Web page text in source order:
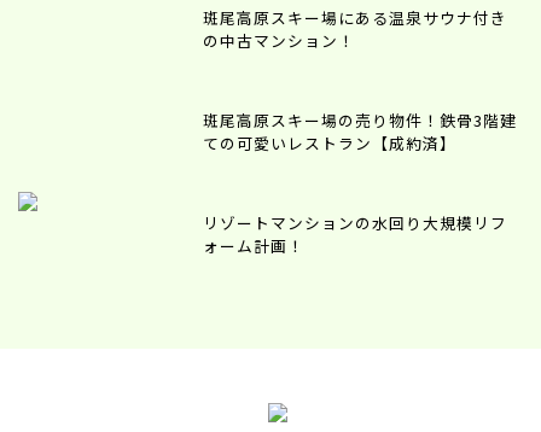
斑尾高原スキー場にある温泉サウナ付き
の中古マンション！
斑尾高原スキー場の売り物件！鉄骨3階建
ての可愛いレストラン【成約済】
リゾートマンションの水回り大規模リフ
ォーム計画！